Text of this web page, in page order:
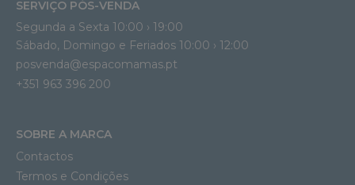
SERVIÇO PÓS-VENDA
Segunda a Sexta 10:00 › 19:00
Sábado, Domingo e Feriados 10:00 › 12:00
posvenda@espacomamas.pt
+351 963 396 200
SOBRE A MARCA
Contactos
Termos e Condições